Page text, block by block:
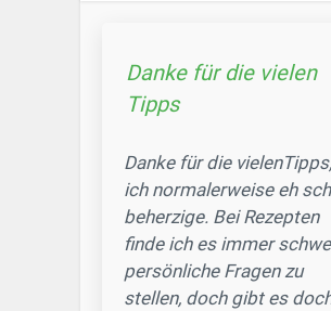
Danke für die vielen
Tipps
Danke für die
ich normalerweise eh
beherzige. Bei Rezepten
finde ich es immer
persönliche Fragen zu
stellen, doch gibt es